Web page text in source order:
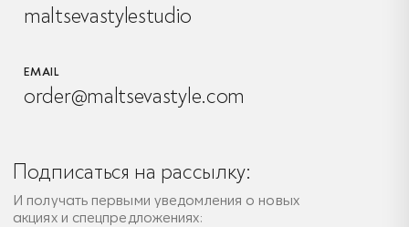
maltsevastylestudio
EMAIL
order@maltsevastyle.com
Подписаться на рассылку:
И получать первыми уведомления о новых
акциях и спецпредложениях: